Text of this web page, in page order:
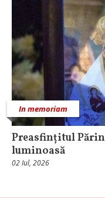
In memoriam
Preasfințitul
luminoasă
02 Iul, 2026